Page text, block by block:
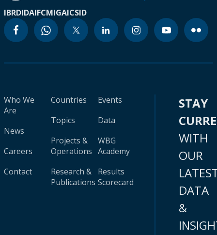
IBRDIDAIFCMIGAICSID
Who We
Are
News
Careers
Contact
Countries
Topics
Projects &
Operations
Research &
Publications
Events
Data
WBG
Academy
Results
Scorecard
STAY
WITH
OUR
DATA
&